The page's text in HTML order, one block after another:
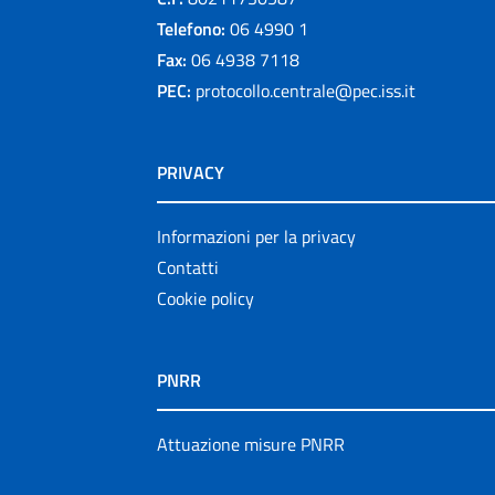
Telefono: 06 4990 1
Fax: 06 4938 7118
PEC: protocollo.centrale@pec.iss.it
PRIVACY
Informazioni per la privacy
Contatti
Cookie policy
PNRR
Attuazione misure PNRR